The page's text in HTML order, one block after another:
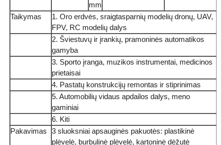
mm
Taikymas
1. Oro erdvės, sraigtasparnių modelių dronų, UAV,
FPV, RC modelių dalys
2. Šviestuvų ir įrankių, pramoninės automatikos
gamyba
3. Sporto įranga, muzikos instrumentai, medicinos
prietaisai
4. Pastatų konstrukcijų remontas ir stiprinimas
5. Automobilių vidaus apdailos dalys, meno
gaminiai
6. Kiti
Pakavimas
3 sluoksniai apsauginės pakuotės: plastikinė
plėvelė, burbulinė plėvelė, kartoninė dėžutė